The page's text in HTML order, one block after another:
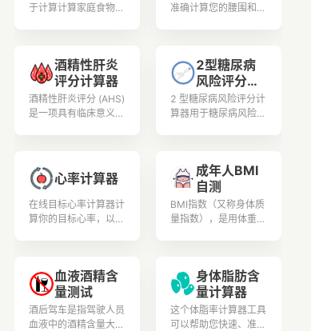
于计算计算家庭食物的
食物储存计算
准确计算您的腰围和臀
酒精性肝炎
评分计算器
酒精性肝炎评分 (AHS)
是一项具有临床意义的
酒引起的炎症和肝脏损
伤.
2型糖尿病
风险评分计
算器
2 型糖尿病风险评分计
算器用于糖尿病风险评
患 2 型糖尿病 (T2DM)
的风险的工具。
心率计算器
在线目标心率计算器计
算你的目标心率，以支
成年人BMI
自测
BMI指数（又称身体质
量指数），是用体重公
瘦程度以及是否健康的
一个标准。用户可根据
测试结果安排更加合理
的膳食营养和锻炼。健
血液酒精含
量测试
酒后驾车是指驾驶人员
血液中的酒精含量大于
身体脂肪含
量计算器
这个体脂率计算器工具
可以帮助您快速、准确